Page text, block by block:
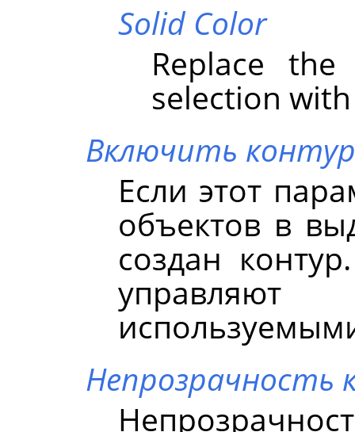
Solid Color
Replace
selection
Включить контур
Если этот
объектов в
создан
Непрозрачность